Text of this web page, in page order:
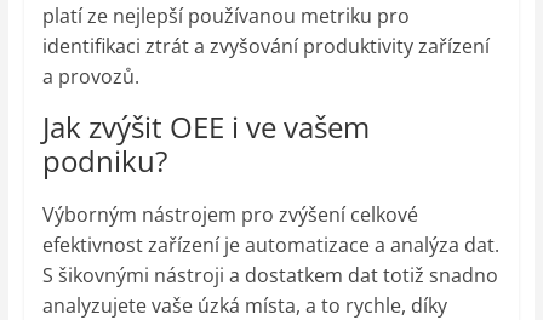
platí ze nejlepší používanou metriku pro
identifikaci ztrát a zvyšování produktivity zařízení
a provozů.
Jak zvýšit OEE i ve vašem
podniku?
Výborným nástrojem pro zvýšení celkové
efektivnost zařízení je automatizace a analýza dat.
S šikovnými nástroji a dostatkem dat totiž snadno
analyzujete vaše úzká místa, a to rychle, díky